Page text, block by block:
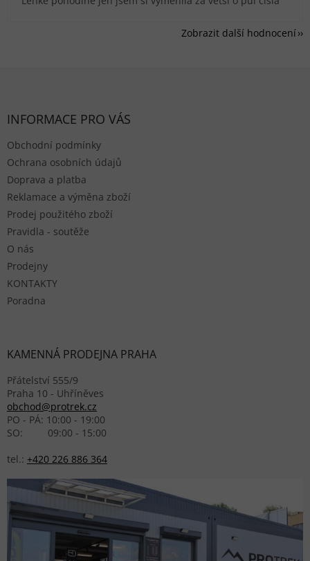
Zobrazit další hodnocení
INFORMACE PRO VÁS
Obchodní podmínky
Ochrana osobních údajů
Doprava a platba
Reklamace a výměna zboží
Prodej použitého zboží
Pravidla - soutěže
O nás
Prodejny
KONTAKTY
Poradna
KAMENNÁ PRODEJNA PRAHA
Přátelství 555/9
Praha 10 - Uhříněves
obchod@protrek.cz
PO - PÁ: 10:00 - 19:00
SO: 09:00 - 15:00
tel.: +420 226 886 364